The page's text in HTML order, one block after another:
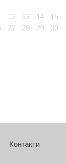
12 13 14
15
27 28 29
30
Контакти